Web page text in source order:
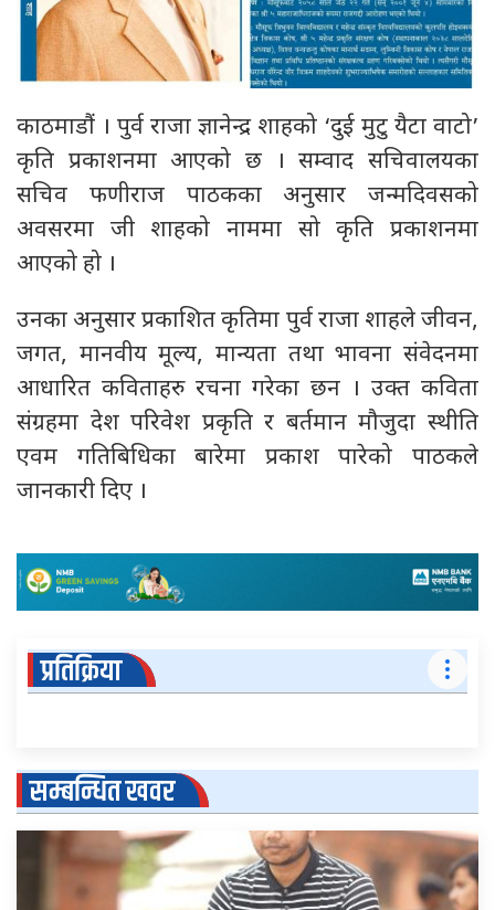
काठमाडौं । पुर्व राजा ज्ञानेन्द्र शाहको ‘दुई मुटु यैटा वाटो’
कृति प्रकाशनमा आएको छ । सम्वाद सचिवालयका
सचिव फणीराज पाठकका अनुसार जन्मदिवसको
अवसरमा जी शाहको नाममा सो कृति प्रकाशनमा
आएको हो ।
उनका अनुसार प्रकाशित कृतिमा पुर्व राजा शाहले जीवन,
जगत, मानवीय मूल्य, मान्यता तथा भावना संवेदनमा
आधारित कविताहरु रचना गरेका छन । उक्त कविता
संग्रहमा देश परिवेश प्रकृति र बर्तमान मौजुदा स्थीति
एवम गतिबिधिका बारेमा प्रकाश पारेको पाठकले
जानकारी दिए ।
प्रतिक्रिया
सम्बन्धित खवर